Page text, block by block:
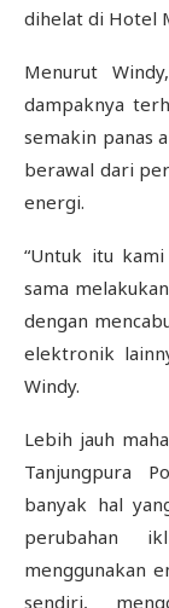
dihelat di Hotel
Menurut
dampaknya
semakin panas
berawal dari
energi.
“Untuk itu
sama
dengan
elektronik
Windy.
Lebih jauh
Tanjungpura
banyak hal
perubahan
menggunakan
sendiri,